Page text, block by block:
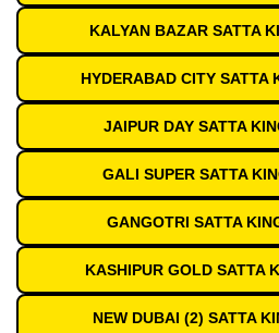
KALYAN BAZAR SATTA
HYDERABAD CITY SATTA
JAIPUR DAY SATTA
GALI SUPER SATTA
GANGOTRI SATTA
KASHIPUR GOLD SATTA
NEW DUBAI (2) SATTA